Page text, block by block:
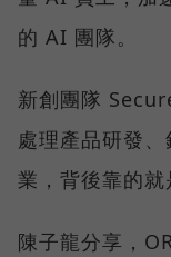
的 AI 團隊。
新創團隊
處理產品研發
業，背後靠的就
陳子龍分享，